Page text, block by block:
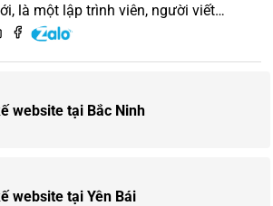
là một lập trình viên, người viết
chuyên tư vấn các vấn đề về
website tại Bắc Ninh
website tại Yên Bái